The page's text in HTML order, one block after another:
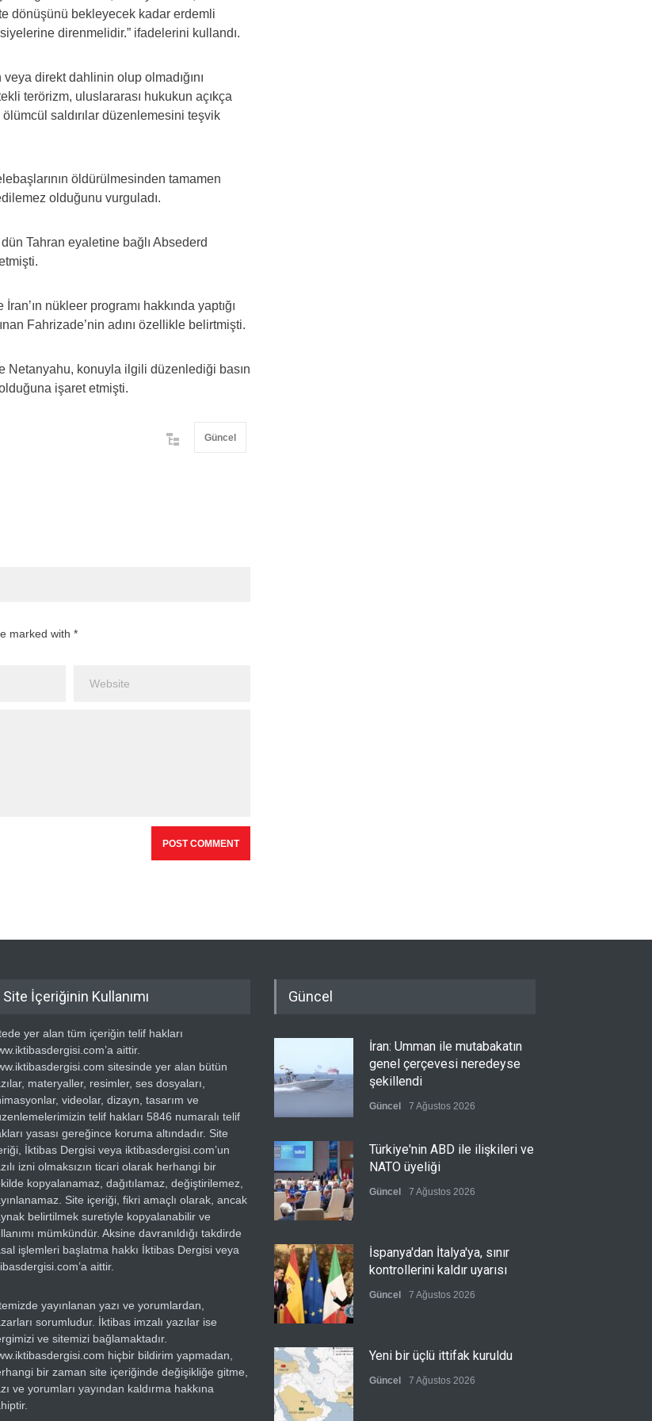
dönüşünü bekleyecek kadar erdemli
direnmelidir.” ifadelerini kullandı.
direkt dahlinin olup olmadığını
terörizm, uluslararası hukukun açıkça
saldırılar düzenlemesini teşvik
öldürülmesinden tamamen
olduğunu vurguladı.
Tahran eyaletine bağlı Absederd
nükleer programı hakkında yaptığı
Fahrizade’nin adını özellikle belirtmişti.
Netanyahu, konuyla ilgili düzenlediği basın
işaret etmişti.
Güncel
marked with *
Site İçeriğinin Kullanımı
yer alan tüm içeriğin telif hakları
aittir.
sitesinde yer alan bütün
materyaller, resimler, ses dosyaları,
videolar, dizayn, tasarım ve
telif hakları 5846 numaralı telif
yasası gereğince koruma altındadır. Site
İktibas Dergisi veya iktibasdergisi.com’un
izni olmaksızın ticari olarak herhangi bir
kopyalanamaz, dağıtılamaz, değiştirilemez,
Site içeriği, fikri amaçlı olarak, ancak
belirtilmek suretiyle kopyalanabilir ve
mümkündür. Aksine davranıldığı takdirde
işlemleri başlatma hakkı İktibas Dergisi veya
aittir.
yayınlanan yazı ve yorumlardan,
sorumludur. İktibas imzalı yazılar ise
ve sitemizi bağlamaktadır.
hiçbir bildirim yapmadan,
bir zaman site içeriğinde değişikliğe gitme,
ve yorumları yayından kaldırma hakkına
Güncel
İran: Umman ile mutabakatın
genel çerçevesi neredeyse
şekillendi
Güncel 7 Ağustos 2026
Türkiye'nin ABD ile ilişkileri ve
NATO üyeliği
Güncel 7 Ağustos 2026
İspanya'dan İtalya'ya, sınır
kontrollerini kaldır uyarısı
Güncel 7 Ağustos 2026
Yeni bir üçlü ittifak kuruldu
Güncel 7 Ağustos 2026